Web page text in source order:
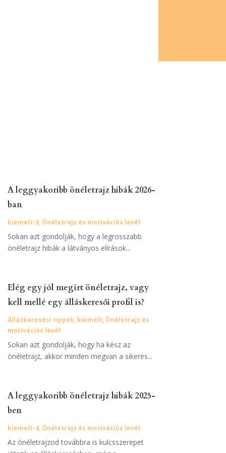
A leggyakoribb önéletrajz hibák 2026-
ban
kiemelt-3, Önéletrajz és motivációs levél
Sokan azt gondolják, hogy a legrosszabb
önéletrajz hibák a látványos elírások...
Elég egy jól megírt önéletrajz, vagy
kell mellé egy álláskeresői profil is?
Álláskeresési tippek, kiemelt, Önéletrajz és
motivációs levél
Sokan azt gondolják, hogy ha kész az
önéletrajz, akkor minden megvan a sikeres...
A leggyakoribb önéletrajz hibák 2025-
ben
kiemelt-4, Önéletrajz és motivációs levél
Az önéletrajzod továbbra is kulcsszerepet